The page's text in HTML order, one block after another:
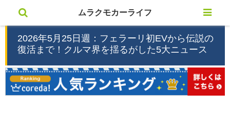
2026年5月25日週：フェラーリ初EVから伝説の
復活まで！クルマ界を揺るがした5大ニュース
ムラクモカーライフ